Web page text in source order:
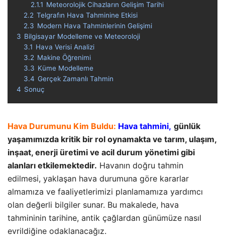
2.1.1 Meteorolojik Cihazların Gelişim Tarihi
2.2 Telgrafın Hava Tahminine Etkisi
2.3 Modern Hava Tahminlerinin Gelişimi
3 Bilgisayar Modelleme ve Meteoroloji
3.1 Hava Verisi Analizi
3.2 Makine Öğrenimi
3.3 Küme Modelleme
3.4 Gerçek Zamanlı Tahmin
4 Sonuç
Hava Durumunu Kim Buldu: Hava tahmini, günlük
yaşamımızda kritik bir rol oynamakta ve tarım, ulaşım,
inşaat, enerji üretimi ve acil durum yönetimi gibi
alanları etkilemektedir. Havanın doğru tahmin
edilmesi, yaklaşan hava durumuna göre kararlar
almamıza ve faaliyetlerimizi planlamamıza yardımcı
olan değerli bilgiler sunar. Bu makalede, hava
tahmininin tarihine, antik çağlardan günümüze nasıl
evrildiğine odaklanacağız.